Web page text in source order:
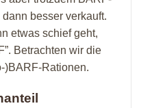
besser verkauft.
etwas schief geht,
Betrachten wir die
)BARF-Rationen.